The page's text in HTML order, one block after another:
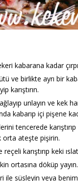
kabarana kadar
ve birlikte ayrı bir
karıştırın.
unlayın ve kek
kabarıp içi pişene
tencerede karıştırıp
orta ateşte pişirin.
reçeli karıştırıp keki
ortasına döküp yayın.
ile süsleyin veya benim